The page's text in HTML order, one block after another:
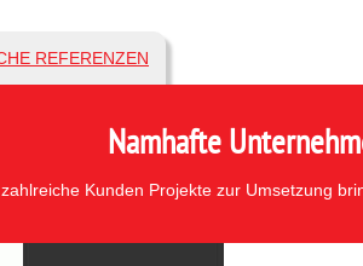
REFERENZEN
Namhafte
Kunden Projekte zur Umsetzung